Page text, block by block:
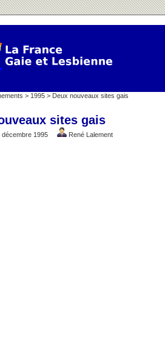
> 1995 > Deux nouveaux sites gais
sites gais
décembre 1995 René Lalement